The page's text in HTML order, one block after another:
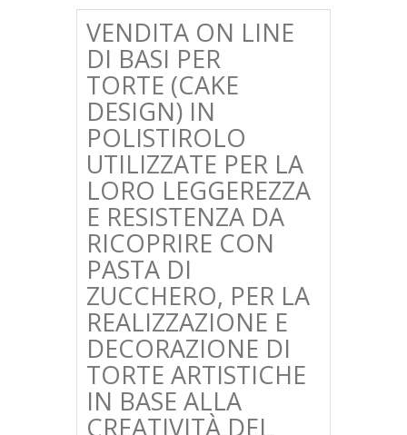
+
CUBI IMBALLAGGIO
CONSEGNA
SODDISFATTI O RIMBORSATI
CONDIZIONI GENERALI DI VENDITA
CHI SIAMO
PAGAMENTO SICURO
PRIVACY E COOKIES
LUDICA E VETRINISTICA
VENDITA ON LINE
DI BASI PER
TORTE (CAKE
DESIGN) IN
POLISTIROLO
UTILIZZATE PER LA
LORO LEGGEREZZA
E RESISTENZA DA
RICOPRIRE CON
PASTA DI
ZUCCHERO, PER LA
REALIZZAZIONE E
DECORAZIONE DI
TORTE ARTISTICHE
IN BASE ALLA
CREATIVITÀ DEL